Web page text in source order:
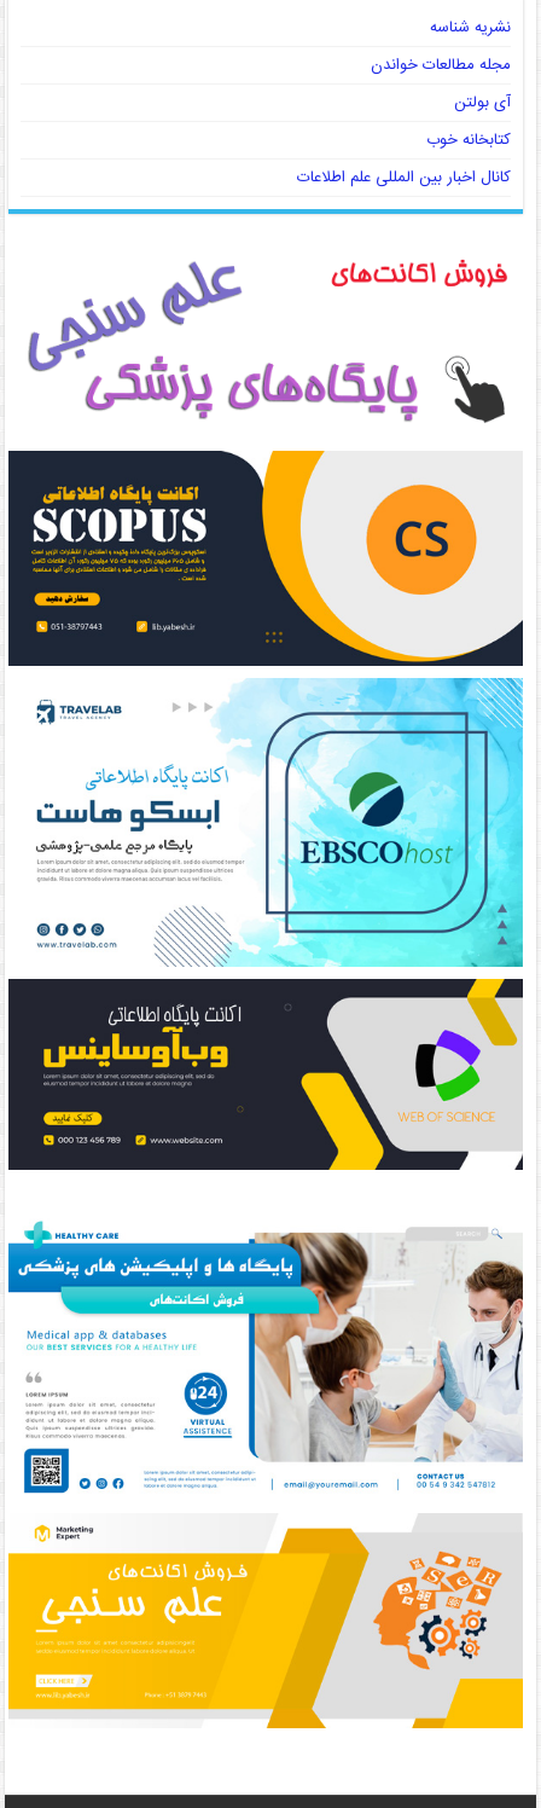
نشریه شناسه
مجله مطالعات خواندن
آی بولتن
کتابخانه خوب
کانال اخبار بین المللی علم اطلاعات